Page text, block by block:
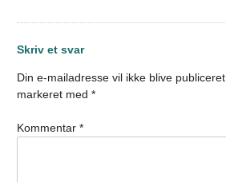
Skriv et svar
Din e-mailadresse vil ikke blive publiceret.
markeret med *
Kommentar *